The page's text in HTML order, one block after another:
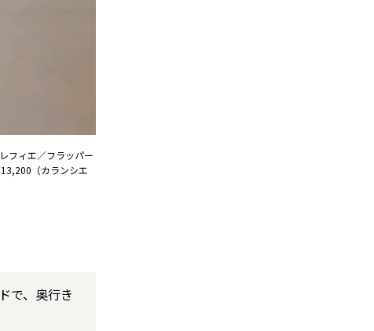
フィエ／フラッパー
（カランシエ
で、奥行き